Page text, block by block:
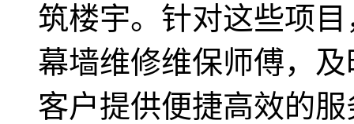
筑楼宇。针对这些项
幕墙维修维保师傅，
客户提供便捷高效的服